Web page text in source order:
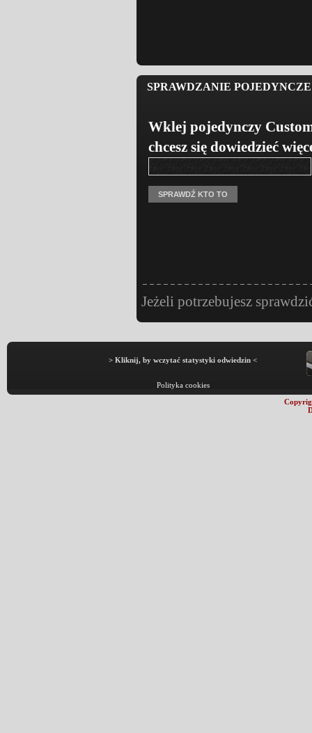
SPRAWDZANIE
Wklej pojedynczy
chcesz się dowiedzieć
Jeżeli potrzebujesz
> Kliknij, by wczytać statystyki odwiedzin <
Polityka cookies